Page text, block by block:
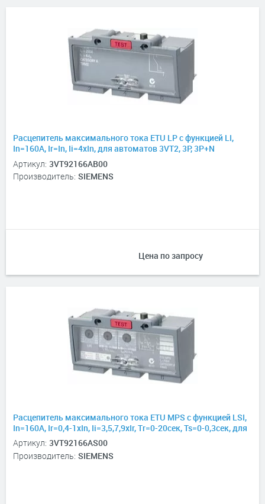
Расцепитель максимального тока ETU LP с функцией LI,
In=160А, Ir=In, Ii=4xIn, для автоматов 3VT2, 3P, 3P+N
Артикул: 3VT92166AB00
Производитель: SIEMENS
Цена по запросу
Расцепитель максимального тока ETU MPS с функцией LSI,
In=160А, Ir=0,4-1хIn, Ii=3,5,7,9хIr, Tr=0-20сек, Ts=0-0,3сек, для
3VT2
Артикул: 3VT92166AS00
Производитель: SIEMENS